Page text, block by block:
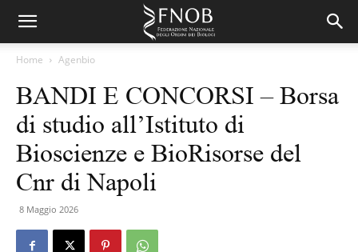
Home Agenbio
BANDI E CONCORSI – Borsa
di studio all’Istituto di
Bioscienze e BioRisorse del
Cnr di Napoli
8 Maggio 2026